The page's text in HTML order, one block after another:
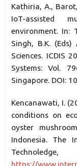
Kathiria, A.,
IoT-assisted
environment. In:
Singh, B.K.
Sciences. ICDIS
Systems: Vol.
Singapore. DOI:
Kencanawati, I.
conditions on
oyster
Indonesia. The
https://